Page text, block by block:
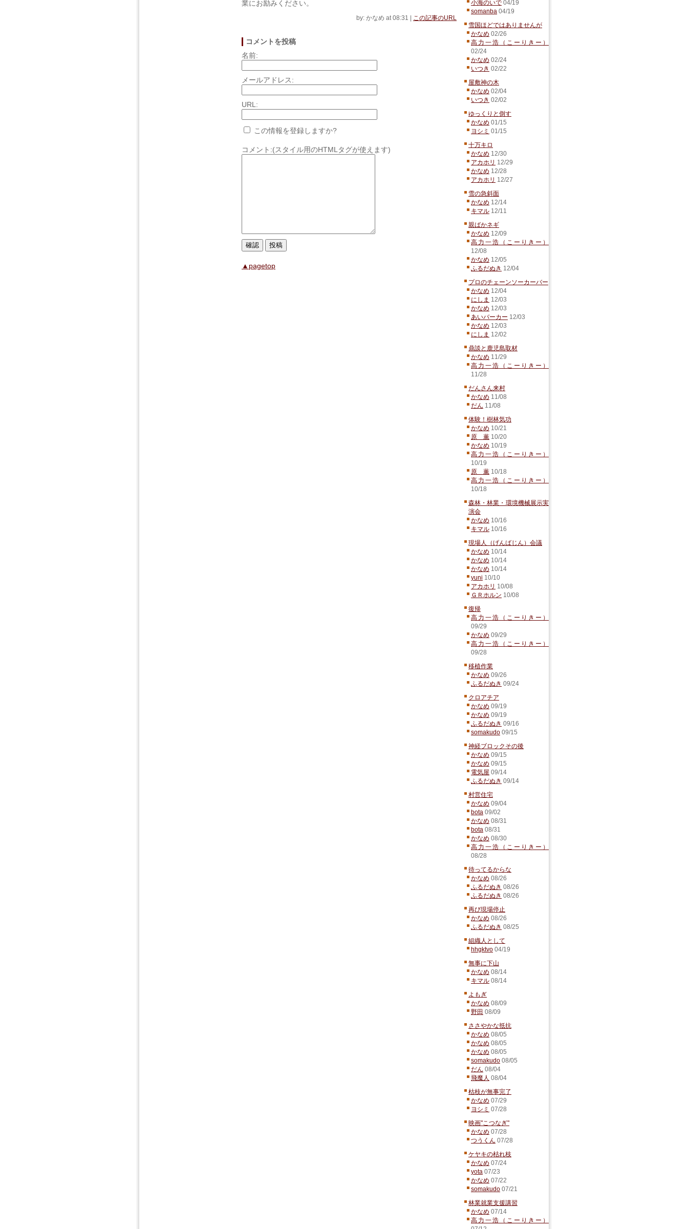
業にお励みください。
by: かなめ at 08:31 | この記事のURL
コメントを投稿
名前:
メールアドレス:
URL:
この情報を登録しますか?
コメント:(スタイル用のHTMLタグが使えます)
▲pagetop
小海のいで 04/19
somanba 04/19
雪国ほどではありませんが
かなめ 02/26
高力一浩（こーりきー）
02/24
かなめ 02/24
いつき 02/22
屋敷神の木
かなめ 02/04
いつき 02/02
ゆっくりと倒す
かなめ 01/15
ヨシミ 01/15
十万キロ
かなめ 12/30
アカホリ 12/29
かなめ 12/28
アカホリ 12/27
雪の急斜面
かなめ 12/14
キマル 12/11
親ばかネギ
かなめ 12/09
高力一浩（こーりきー）
12/08
かなめ 12/05
ふるだぬき 12/04
プロのチェーンソーカーバー
かなめ 12/04
にしま 12/03
かなめ 12/03
あいバーカー 12/03
かなめ 12/03
にしま 12/02
鼎談と鹿児島取材
かなめ 11/29
高力一浩（こーりきー）
11/28
だんさん来村
かなめ 11/08
だん 11/08
体験！樹林気功
かなめ 10/21
原 薫 10/20
かなめ 10/19
高力一浩（こーりきー）
10/19
原 薫 10/18
高力一浩（こーりきー）
10/18
森林・林業・環境機械展示実
演会
かなめ 10/16
キマル 10/16
現場人（げんばじん）会議
かなめ 10/14
かなめ 10/14
かなめ 10/14
yuni 10/10
アカホリ 10/08
ＧＲホルン 10/08
復帰
高力一浩（こーりきー）
09/29
かなめ 09/29
高力一浩（こーりきー）
09/28
移植作業
かなめ 09/26
ふるだぬき 09/24
クロアチア
かなめ 09/19
かなめ 09/19
ふるだぬき 09/16
somakudo 09/15
神経ブロックその後
かなめ 09/15
かなめ 09/15
電気屋 09/14
ふるだぬき 09/14
村営住宅
かなめ 09/04
bota 09/02
かなめ 08/31
bota 08/31
かなめ 08/30
高力一浩（こーりきー）
08/28
待ってるからな
かなめ 08/26
ふるだぬき 08/26
ふるだぬき 08/26
再び現場停止
かなめ 08/26
ふるだぬき 08/25
組織人として
hhgktvo 04/19
無事に下山
かなめ 08/14
キマル 08/14
よもぎ
かなめ 08/09
野田 08/09
ささやかな抵抗
かなめ 08/05
かなめ 08/05
かなめ 08/05
somakudo 08/05
だん 08/04
飛魔人 08/04
枯枝が無事完了
かなめ 07/29
ヨシミ 07/28
映画"こつなぎ"
かなめ 07/28
つうくん 07/28
ケヤキの枯れ枝
かなめ 07/24
yota 07/23
かなめ 07/22
somakudo 07/21
林業就業支援講習
かなめ 07/14
高力一浩（こーりきー）